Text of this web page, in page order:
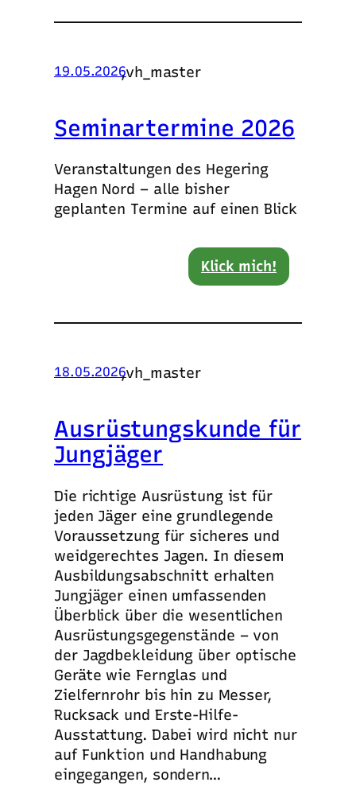
19.05.2026
,vh_master
Seminartermine 2026
Veranstaltungen des Hegering
Hagen Nord – alle bisher
geplanten Termine auf einen Blick
Klick mich!
18.05.2026
,vh_master
Ausrüstungskunde für
Jungjäger
Die richtige Ausrüstung ist für
jeden Jäger eine grundlegende
Voraussetzung für sicheres und
weidgerechtes Jagen. In diesem
Ausbildungsabschnitt erhalten
Jungjäger einen umfassenden
Überblick über die wesentlichen
Ausrüstungsgegenstände – von
der Jagdbekleidung über optische
Geräte wie Fernglas und
Zielfernrohr bis hin zu Messer,
Rucksack und Erste-Hilfe-
Ausstattung. Dabei wird nicht nur
auf Funktion und Handhabung
eingegangen, sondern…